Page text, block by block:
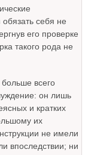
себя не
его проверке
такого рода не
больше всего
он лишь
и кратких
их
не имели
впоследствии; ни